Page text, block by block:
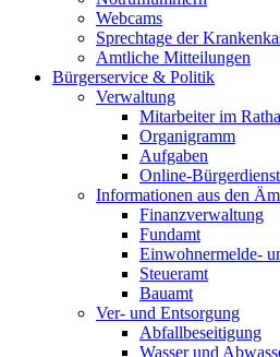
Webcams
Sprechtage der
Amtliche Mitteilungen
Bürgerservice & Politik
Verwaltung
Mitarbeiter im
Organigramm
Aufgaben
Online-
Informationen aus den
Finanzverwaltung
Fundamt
Einwohnermelde-
Steueramt
Bauamt
Ver- und Entsorgung
Abfallbeseitigung
Wasser und